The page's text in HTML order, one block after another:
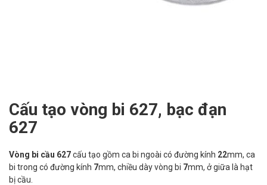
Cấu tạo vòng bi 627, bạc đạn
627
Vòng bi cầu 627cấu tạo gồm ca bi ngoài có đường kính 22mm, ca
bi trong có đường kính 7mm, chiều dày vòng bi 7mm, ở giữa là hạt
bị cầu.